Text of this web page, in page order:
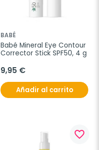
BABÉ
Babé Mineral Eye Contour
Corrector Stick SPF50, 4 g
9,95 €
Añadir al carrito
favorite_border